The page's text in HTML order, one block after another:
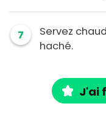
7
Servez
haché.
J'ai